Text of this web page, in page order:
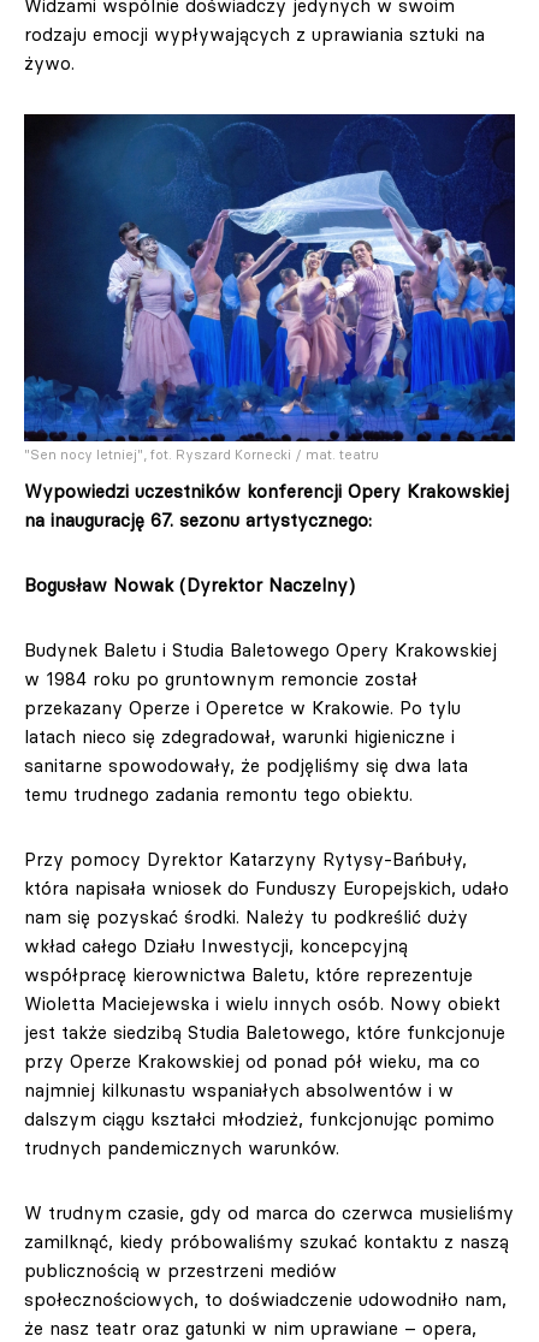
Widzami wspólnie doświadczy jedynych w swoim
rodzaju emocji wypływających z uprawiania sztuki na
żywo.
"Sen nocy letniej", fot. Ryszard Kornecki / mat. teatru
Wypowiedzi uczestników konferencji Opery Krakowskiej
na inaugurację 67. sezonu artystycznego:
Bogusław Nowak (Dyrektor Naczelny)
Budynek Baletu i Studia Baletowego Opery Krakowskiej
w 1984 roku po gruntownym remoncie został
przekazany Operze i Operetce w Krakowie. Po tylu
latach nieco się zdegradował, warunki higieniczne i
sanitarne spowodowały, że podjęliśmy się dwa lata
temu trudnego zadania remontu tego obiektu.
Przy pomocy Dyrektor Katarzyny Rytysy-Bańbuły,
która napisała wniosek do Funduszy Europejskich, udało
nam się pozyskać środki. Należy tu podkreślić duży
wkład całego Działu Inwestycji, koncepcyjną
współpracę kierownictwa Baletu, które reprezentuje
Wioletta Maciejewska i wielu innych osób. Nowy obiekt
jest także siedzibą Studia Baletowego, które funkcjonuje
przy Operze Krakowskiej od ponad pół wieku, ma co
najmniej kilkunastu wspaniałych absolwentów i w
dalszym ciągu kształci młodzież, funkcjonując pomimo
trudnych pandemicznych warunków.
W trudnym czasie, gdy od marca do czerwca musieliśmy
zamilknąć, kiedy próbowaliśmy szukać kontaktu z naszą
publicznością w przestrzeni mediów
społecznościowych, to doświadczenie udowodniło nam,
że nasz teatr oraz gatunki w nim uprawiane – opera,